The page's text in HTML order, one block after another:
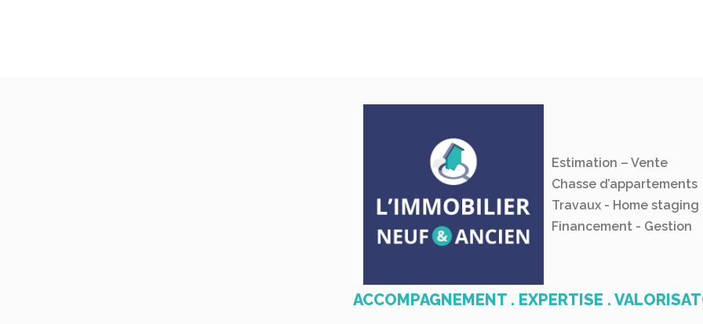
Estimation – Vente
Chasse d’appartements
Travaux - Home staging
Financement - Gestion
ACCOMPAGNEMENT . EXPERTISE .